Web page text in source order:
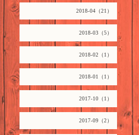
2018-04（21）
2018-03（5）
2018-02（1）
2018-01（1）
2017-10（1）
2017-09（2）